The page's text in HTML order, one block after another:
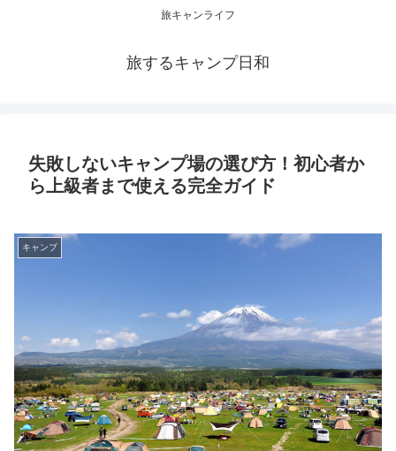
旅キャンライフ
旅するキャンプ日和
失敗しないキャンプ場の選び方！初心者か
ら上級者まで使える完全ガイド
キャンプ